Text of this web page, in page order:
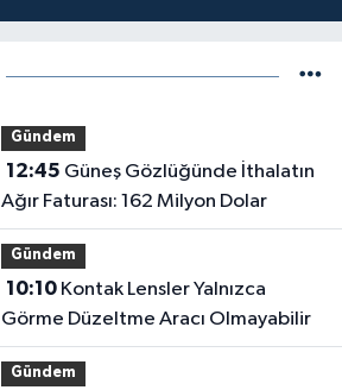
Gündem
12:45
Ağır Faturası: 162 Milyon Dolar
Gündem
10:10Kontak Lensler Yalnızca
Görme Düzeltme Aracı Olmayabilir
Gündem